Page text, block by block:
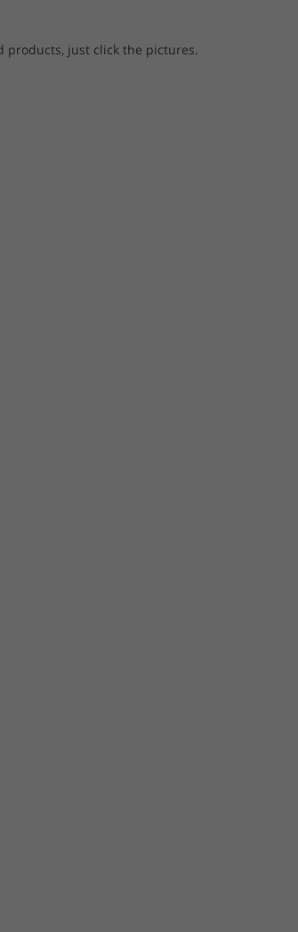
products, just click the pictures.